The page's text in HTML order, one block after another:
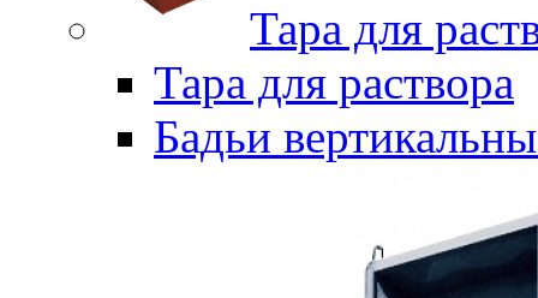
Тара для
Тара для раствора
Бадьи